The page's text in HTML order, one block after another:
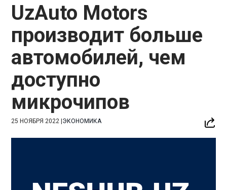
UzAuto Motors
производит больше
автомобилей, чем
доступно
микрочипов
25 НОЯБРЯ 2022 |ЭКОНОМИКА